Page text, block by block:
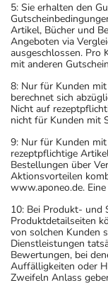
5: Sie erhalten den
Artikel, Bücher und
Angeboten via
ausgeschlossen. Pro
mit anderen
8: Nur für Kunden
berechnet sich
Nicht auf
nicht für Kunden mit
9: Nur für Kunden
rezeptpflichtige
Bestellungen über
Aktionsvorteilen
www.aponeo.de.
10: Bei Produkt- und
Produktdetailseiten
von solchen Kunden
Dienstleistungen
Bewertungen, bei
Auffälligkeiten oder
Zweifeln Anlass